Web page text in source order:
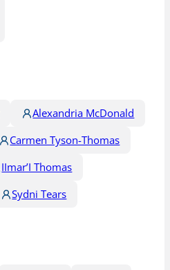
Alexandria McDonald
Carmen Tyson-Thomas
IImar’I Thomas
Sydni Tears